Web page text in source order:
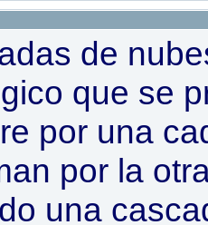
de
que se
por una
por la
una